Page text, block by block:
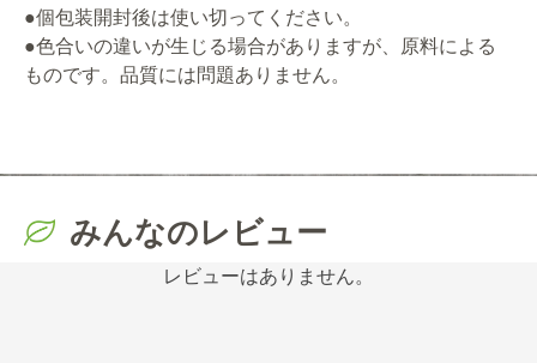
●個包装開封後は使い切ってください。
●色合いの違いが生じる場合がありますが、原料による
ものです。品質には問題ありません。
みんなのレビュー
レビューはありません。